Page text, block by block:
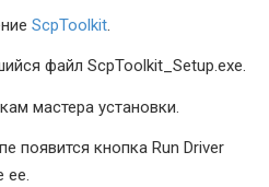
ScpToolkit.
файл ScpToolkit_Setup.exe.
мастера установки.
появится кнопка Run Driver
ее.